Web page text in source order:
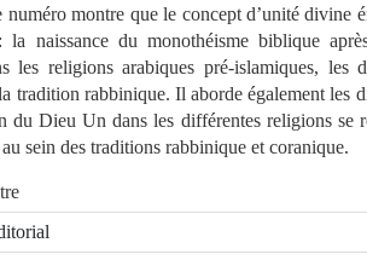
montre que le concept d’unité divine
la naissance du monothéisme biblique
les religions arabiques pré-islamiques, les
tradition rabbinique. Il aborde également les
du Dieu Un dans les différentes religions se
sein des traditions rabbinique et coranique.